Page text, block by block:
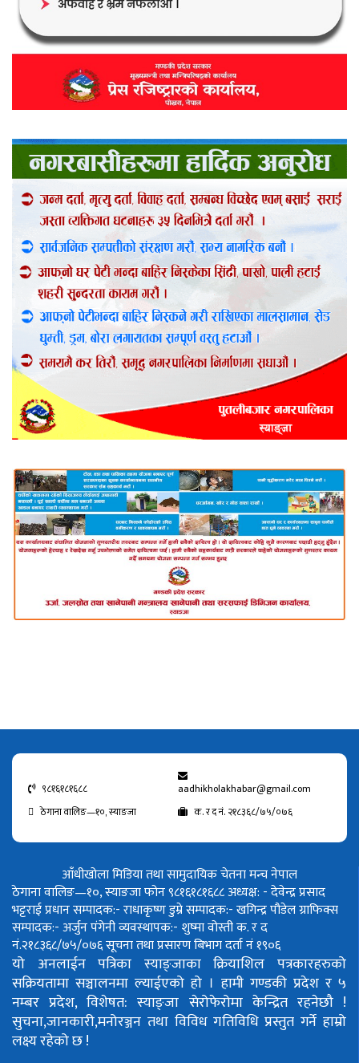
९८१६१८१६८८
aadhikholakhabar@gmail.com
ठेगाना वालिङ—१०, स्याङजा
क. र द नं. २१८३६८/७५/०७६
आँधीखोला मिडिया तथा सामुदायिक चेतना मन्च नेपाल
ठेगाना वालिङ—१०, स्याङजा फोन ९८१६१८१६८८अध्यक्ष: - देवेन्द्र प्रसाद
भट्टराईप्रधान सम्पादक:- राधाकृष्ण डुम्रेसम्पादक:- खगिन्द्र पौडेलग्राफिक्स
सम्पादक:- अर्जुन पंगेनीव्यवस्थापक:- शुष्मा वोस्तीक. र द
नं.२१८३६८/७५/०७६सूचना तथा प्रसारण बिभाग दर्ता नं १९०६
यो अनलाईन पत्रिका स्याङ्जाका क्रियाशिल पत्रकारहरुको
सक्रियतामा सञ्चालनमा ल्याईएको हो । हामी गण्डकी प्रदेश र ५
नम्बर प्रदेश, विशेषत: स्याङ्जा सेरोफेरोमा केन्द्रित रहनेछौ !
सुचना,जानकारी,मनोरञ्जन तथा विविध गतिविधि प्रस्तुत गर्ने हाम्रो
लक्ष्य रहेको छ !